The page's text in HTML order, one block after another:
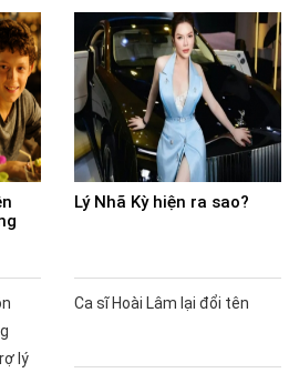
lý
Lý Nhã Kỳ hiện ra sao?
Ca sĩ Hoài Lâm lại đổi tên